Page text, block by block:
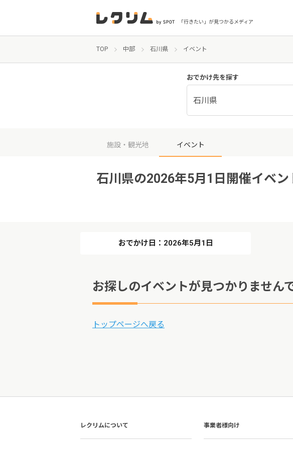
「行きたい」が見つかるメディア
TOP 中部 石川県 イベント
おでかけ先を探す
石川県
施設・観光地 イベント
石川県の2026年5月1日開催イベン
おでかけ日：2026年5月1日
お探しのイベントが見つかりません
トップページへ戻る
レクリムについて 事業者様向け